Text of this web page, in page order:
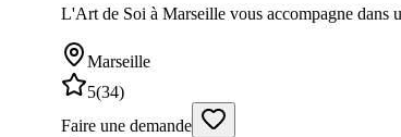
L'Art de Soi à Marseille vous accompagne dans
Marseille
5(34)
Faire une demande